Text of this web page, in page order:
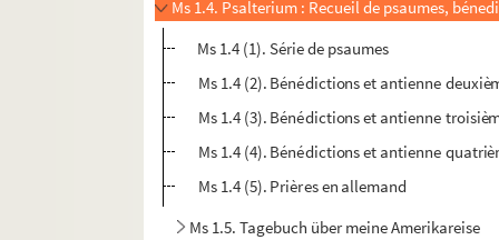
Ms 1.4 (1). Série de psaumes
Ms 1.4 (2). Bénédictions et antienne
Ms 1.4 (3). Bénédictions et antienne
Ms 1.4 (4). Bénédictions et antienne
Ms 1.4 (5). Prières en allemand
Ms 1.5. Tagebuch über meine Amerikareise